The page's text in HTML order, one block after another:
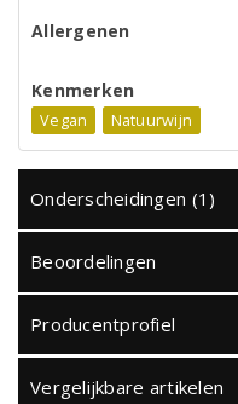
Allergenen
Kenmerken
Vegan Natuurwijn
Onderscheidingen (1)
Beoordelingen
Producentprofiel
Vergelijkbare artikelen